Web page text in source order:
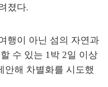
졌다.
행이 아닌 섬의 자연과
수 있는 1 박 2일 이상
안해 차별화를 시도했